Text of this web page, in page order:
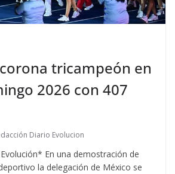
tricampeón en
2026 con 407
Diario Evolucion
En una demostración de
la delegación de México se